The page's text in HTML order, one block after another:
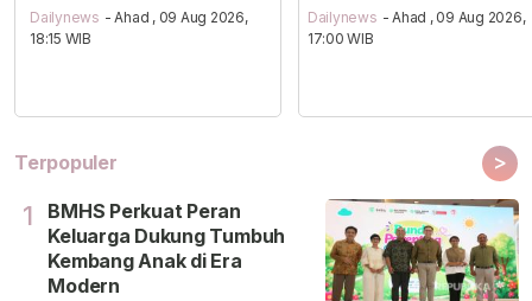
Dailynews - Ahad , 09 Aug 2026,
18:15 WIB
Dailynews - Ahad , 09 Aug 2026,
17:00 WIB
Terpopuler >
1
BMHS Perkuat Peran
Keluarga Dukung Tumbuh
Kembang Anak di Era
Modern